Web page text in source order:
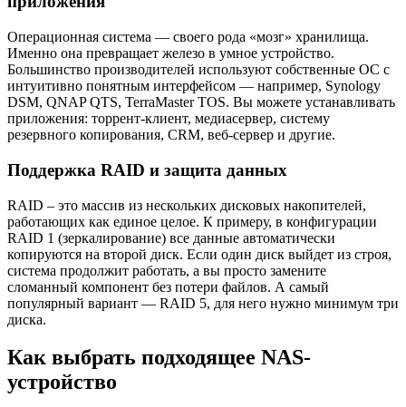
Операционная система — своего рода «мозг» хранилища.
Именно она превращает железо в умное устройство.
Большинство производителей используют собственные ОС с
интуитивно понятным интерфейсом — например, Synology
DSM, QNAP QTS, TerraMaster TOS. Вы можете устанавливать
приложения: торрент-клиент, медиасервер, систему
резервного копирования, CRM, веб-сервер и другие.
Поддержка RAID и защита данных
RAID – это массив из нескольких дисковых накопителей,
работающих как единое целое. К примеру, в конфигурации
RAID 1 (зеркалирование) все данные автоматически
копируются на второй диск. Если один диск выйдет из строя,
система продолжит работать, а вы просто замените
сломанный компонент без потери файлов. А самый
популярный вариант — RAID 5, для него нужно минимум три
диска.
Как выбрать подходящее NAS-
устройство